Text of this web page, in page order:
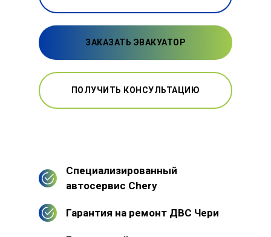
ЗАКАЗАТЬ ЭВАКУАТОР
ПОЛУЧИТЬ КОНСУЛЬТАЦИЮ
Специализированный
автосервис Chery
Гарантия на ремонт ДВС Чери